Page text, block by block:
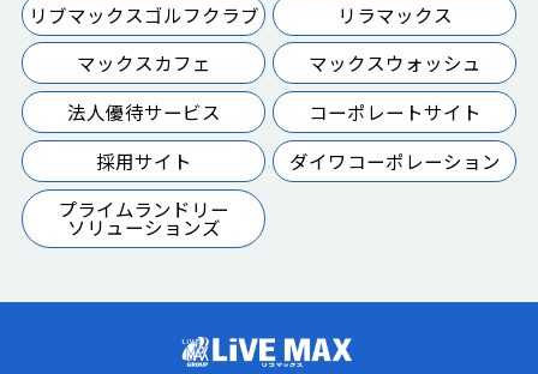
リブマックスゴルフクラブ
リラマックス
マックスカフェ
マックスウォッシュ
法人優待サービス
コーポレートサイト
採用サイト
ダイワコーポレーション
プライムランドリー
ソリューションズ